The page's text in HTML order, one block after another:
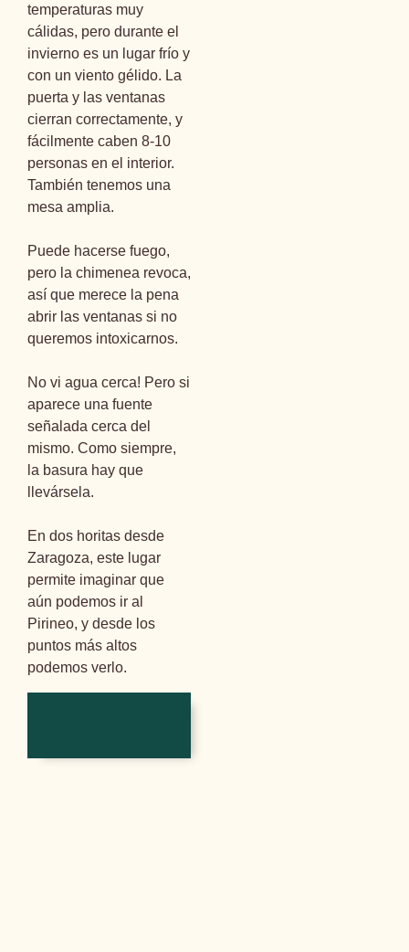
temperaturas muy
cálidas, pero durante el
invierno es un lugar frío y
con un viento gélido. La
puerta y las ventanas
cierran correctamente, y
fácilmente caben 8-10
personas en el interior.
También tenemos una
mesa amplia.
Puede hacerse fuego,
pero la chimenea revoca,
así que merece la pena
abrir las ventanas si no
queremos intoxicarnos.
No vi agua cerca! Pero si
aparece una fuente
señalada cerca del
mismo. Como siempre,
la basura hay que
llevársela.
En dos horitas desde
Zaragoza, este lugar
permite imaginar que
aún podemos ir al
Pirineo, y desde los
puntos más altos
podemos verlo.